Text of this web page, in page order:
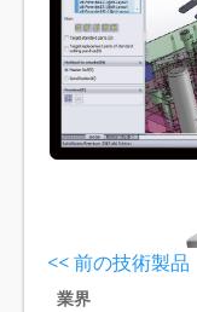
<< 前の技術製品
業界